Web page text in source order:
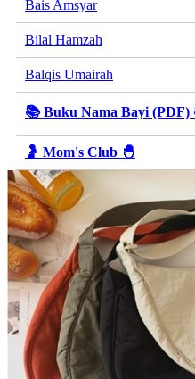
Bais Amsyar
Bilal Hamzah
Balqis Umairah
📚 Buku Nama Bayi (PDF)
🤰 Mom's Club 🐣